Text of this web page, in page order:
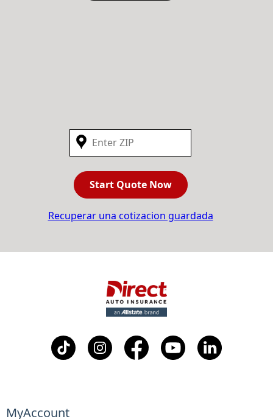
Start Quote Now
Recuperar una cotizacion guardada
MyAccount